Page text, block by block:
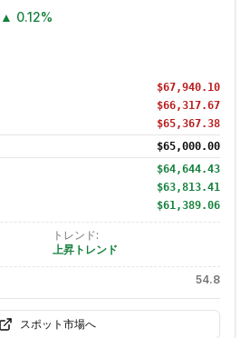
▲ 0.12%
$67,940.10
$66,317.67
$65,367.38
$65,000.00
$64,644.43
$63,813.41
$61,389.06
トレンド:
上昇トレンド
54.8
スポット市場へ